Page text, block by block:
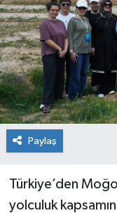
Paylaş
Türkiye’den
yolculuk
SAĞLIK
SİYASET
SOLHAN
SPOR
YAYLADERE
YEDİSU